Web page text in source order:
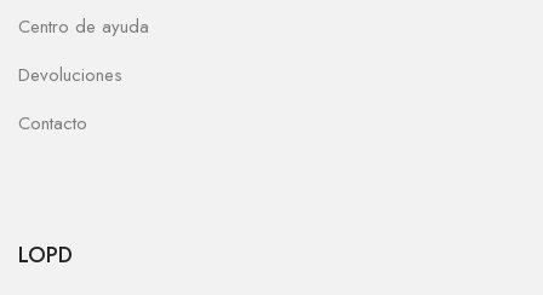
Centro de ayuda
Devoluciones
Contacto
LOPD